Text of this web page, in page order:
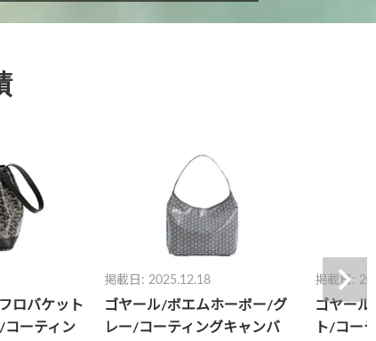
ーボー/グ
キャンバ
掲載日: 2025.10.20
ゴヤール/アルトワPM/ホワイ
ト/コーティングキャンバス/
掲載日:
ゴヤー
カード